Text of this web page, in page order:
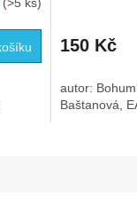
150 Kč
autor:
Baštanová,